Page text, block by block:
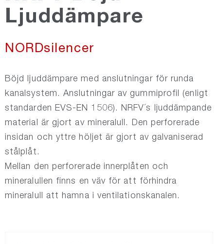
NORDdamper
NORDroof
NORDdoor
NORDexternal
Ljuddämpare
NORDsilencer
Böjd ljuddämpare med anslutningar för runda
kanalsystem. Anslutningar av gummiprofil (enligt
standarden EVS-EN 1506). NRFV´s ljuddämpande
material är gjort av mineralull. Den perforerade
insidan och yttre höljet är gjort av galvaniserad
stålplåt.
Mellan den perforerade innerplåten och
mineralullen finns en väv för att förhindra
mineralull att hamna i ventilationskanalen.